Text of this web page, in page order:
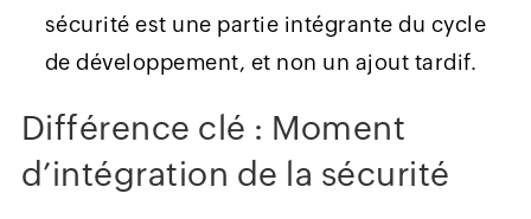
sécurité est une partie intégrante du cycle
de développement, et non un ajout tardif.
Différence clé : Moment
d’intégration de la sécurité